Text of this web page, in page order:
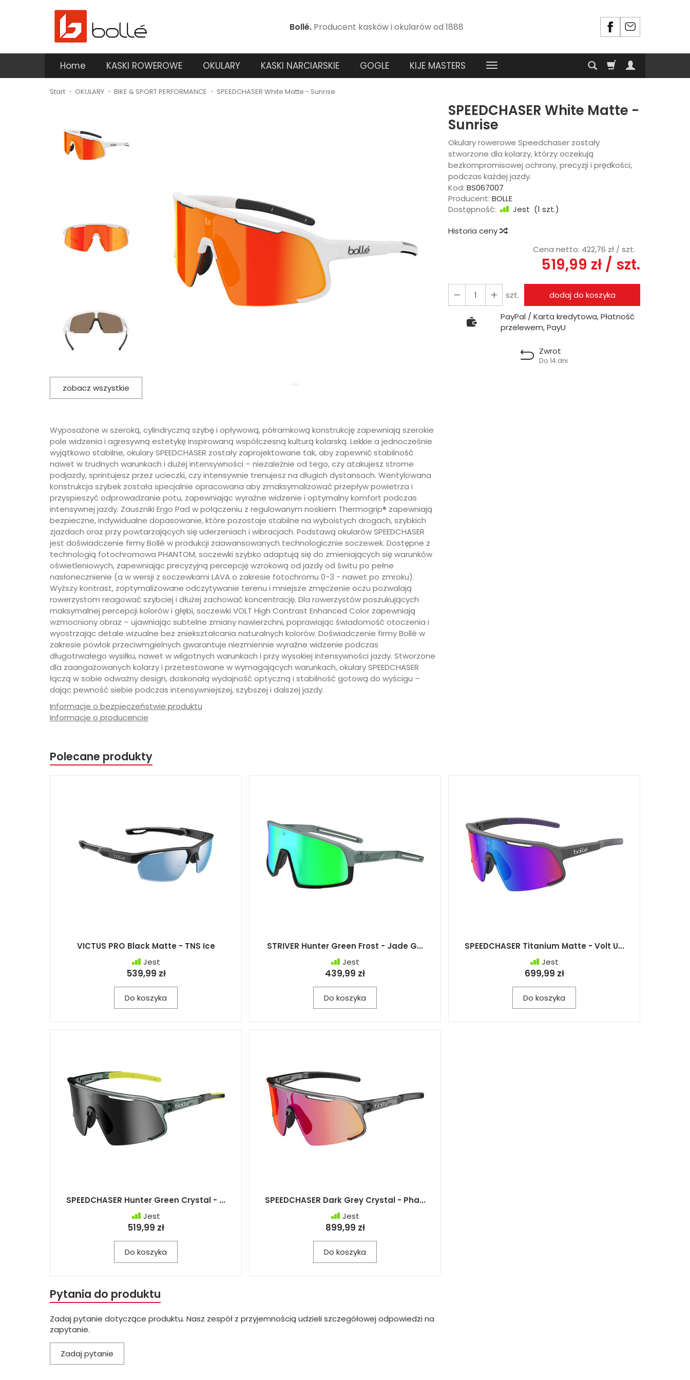
Bollé. Producent kasków i okularów od 1888
Home KASKI ROWEROWE OKULARY KASKI NARCIARSKIE GOGLE KIJE MASTERS
Start OKULARY BIKE & SPORT PERFORMANCE SPEEDCHASER White Matte - Sunrise
zobacz wszystkie
SPEEDCHASER White Matte -
Sunrise
Okulary rowerowe Speedchaser zostały
stworzone dla kolarzy, którzy oczekują
bezkompromisowej ochrony, precyzji i prędkości,
podczas każdej jazdy.
Kod: BS067007
Producent: BOLLE
Dostępność:
Jest (1 szt.)
Historia ceny
Cena netto: 422,76 zł / szt.
519,99 zł / szt.
szt.
dodaj do koszyka
PayPal / Karta kredytowa, Płatność
przelewem, PayU
Zwrot
Do 14 dni
Wyposażone w szeroką, cylindryczną szybę i opływową, półramkową konstrukcję zapewniają szerokie
pole widzenia i agresywną estetykę inspirowaną współczesną kulturą kolarską. Lekkie a jednocześnie
wyjątkowo stabilne, okulary SPEEDCHASER zostały zaprojektowane tak, aby zapewnić stabilność
nawet w trudnych warunkach i dużej intensywności – niezależnie od tego, czy atakujesz strome
podjazdy, sprintujesz przez ucieczki, czy intensywnie trenujesz na długich dystansach. Wentylowana
konstrukcja szybek została specjalnie opracowana aby zmaksymalizować przepływ powietrza i
przyspieszyć odprowadzanie potu, zapewniając wyraźne widzenie i optymalny komfort podczas
intensywnej jazdy. Zauszniki Ergo Pad w połączeniu z regulowanym noskiem Thermogrip® zapewniają
bezpieczne, indywidualne dopasowanie, które pozostaje stabilne na wyboistych drogach, szybkich
zjazdach oraz przy powtarzających się uderzeniach i wibracjach. Podstawą okularów SPEEDCHASER
jest doświadczenie firmy Bollé w produkcji zaawansowanych technologicznie soczewek. Dostępne z
technologią fotochromowa PHANTOM, soczewki szybko adaptują się do zmieniających się warunków
oświetleniowych, zapewniając precyzyjną percepcję wzrokową od jazdy od świtu po pełne
nasłonecznienie (a w wersji z soczewkami LAVA o zakresie fotochromu 0-3 - nawet po zmroku).
Wyższy kontrast, zoptymalizowane odczytywanie terenu i mniejsze zmęczenie oczu pozwalają
rowerzystom reagować szybciej i dłużej zachować koncentrację. Dla rowerzystów poszukujących
maksymalnej percepcji kolorów i głębi, soczewki VOLT High Contrast Enhanced Color zapewniają
wzmocniony obraz – ujawniając subtelne zmiany nawierzchni, poprawiając świadomość otoczenia i
wyostrzając detale wizualne bez zniekształcania naturalnych kolorów. Doświadczenie firmy Bollé w
zakresie powłok przeciwmgielnych gwarantuje niezmiennie wyraźne widzenie podczas
długotrwałego wysiłku, nawet w wilgotnych warunkach i przy wysokiej intensywności jazdy. Stworzone
dla zaangażowanych kolarzy i przetestowane w wymagających warunkach, okulary SPEEDCHASER
łączą w sobie odważny design, doskonałą wydajność optyczną i stabilność gotową do wyścigu –
dając pewność siebie podczas intensywniejszej, szybszej i dalszej jazdy.
Informacje o bezpieczeństwie produktu
Informacje o producencie
Polecane produkty
VICTUS PRO Black Matte - TNS Ice
Jest
539,99 zł
Do koszyka
STRIVER Hunter Green Frost - Jade G...
Jest
439,99 zł
Do koszyka
SPEEDCHASER Titanium Matte - Volt U...
Jest
699,99 zł
Do koszyka
SPEEDCHASER Hunter Green Crystal - ...
Jest
519,99 zł
Do koszyka
SPEEDCHASER Dark Grey Crystal - Pha...
Jest
899,99 zł
Do koszyka
Pytania do produktu
Zadaj pytanie dotyczące produktu. Nasz zespół z przyjemnością udzieli szczegółowej odpowiedzi na
zapytanie.
Zadaj pytanie